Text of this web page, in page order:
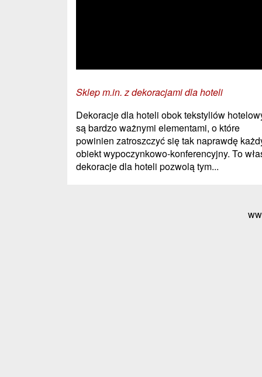
Sklep m.in. z dekoracjami dla hoteli
Dekoracje dla hoteli obok tekstyliów
są bardzo ważnymi elementami, o które
powinien zatroszczyć się tak naprawdę
obiekt wypoczynkowo-konferencyjny. To
dekoracje dla hoteli pozwolą tym...